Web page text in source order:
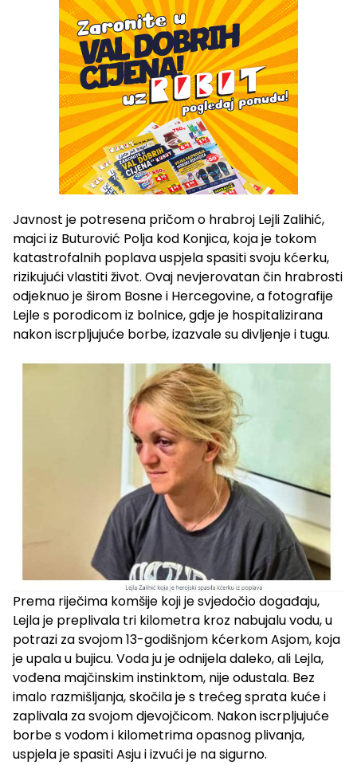
Javnost je potresena pričom o hrabroj Lejli Zalihić,
majci iz Buturović Polja kod Konjica, koja je tokom
katastrofalnih poplava uspjela spasiti svoju kćerku,
rizikujući vlastiti život. Ovaj nevjerovatan čin hrabrosti
odjeknuo je širom Bosne i Hercegovine, a fotografije
Lejle s porodicom iz bolnice, gdje je hospitalizirana
nakon iscrpljujuće borbe, izazvale su divljenje i tugu.
Prema riječima komšije koji je svjedočio događaju,
Lejla je preplivala tri kilometra kroz nabujalu vodu, u
potrazi za svojom 13-godišnjom kćerkom Asjom, koja
je upala u bujicu. Voda ju je odnijela daleko, ali Lejla,
vođena majčinskim instinktom, nije odustala. Bez
imalo razmišljanja, skočila je s trećeg sprata kuće i
zaplivala za svojom djevojčicom. Nakon iscrpljujuće
borbe s vodom i kilometrima opasnog plivanja,
uspjela je spasiti Asju i izvući je na sigurno.